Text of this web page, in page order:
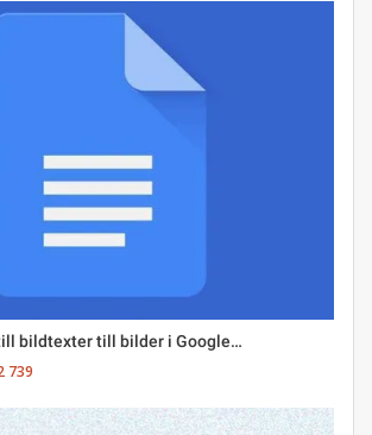
bildtexter till bilder i Google…
739